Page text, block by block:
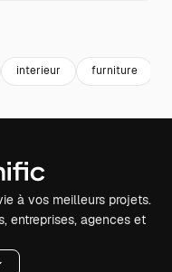
interieur furniture
à vos meilleurs projets.
entreprises, agences et